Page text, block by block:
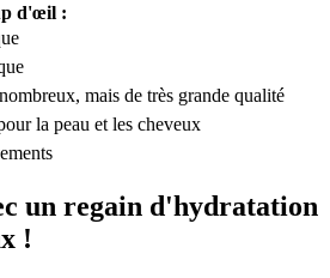
d'œil :
mais de très grande qualité
la peau et les cheveux
un regain d'hydratation
!